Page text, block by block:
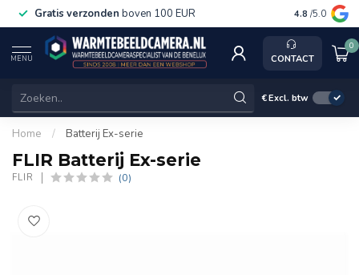
Gratis verzonden boven 100 EUR Service,
4.8 /5.0
MENU CONTACT
0
€Excl. btw
Home / Batterij Ex-serie
FLIR Batterij Ex-serie
FLIR (0)